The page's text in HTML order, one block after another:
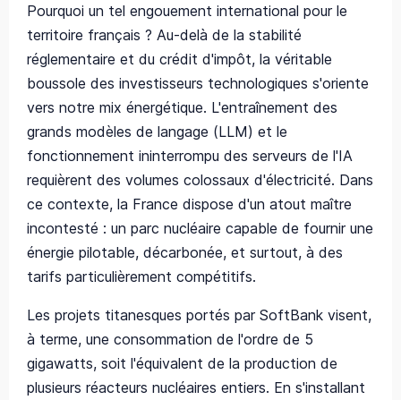
Pourquoi un tel engouement international pour le
territoire français ? Au-delà de la stabilité
réglementaire et du crédit d'impôt, la véritable
boussole des investisseurs technologiques s'oriente
vers notre mix énergétique. L'entraînement des
grands modèles de langage (LLM) et le
fonctionnement ininterrompu des serveurs de l'IA
requièrent des volumes colossaux d'électricité. Dans
ce contexte, la France dispose d'un atout maître
incontesté : un parc nucléaire capable de fournir une
énergie pilotable, décarbonée, et surtout, à des
tarifs particulièrement compétitifs.
Les projets titanesques portés par SoftBank visent,
à terme, une consommation de l'ordre de 5
gigawatts, soit l'équivalent de la production de
plusieurs réacteurs nucléaires entiers. En s'installant